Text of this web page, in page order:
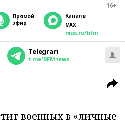
16+
прямой
эфир
Канал в
MAX
max.ru/bfm
Telegram
t.me/BFMnews
военных в «личные